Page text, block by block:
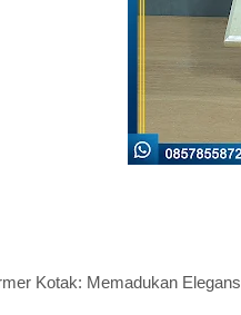
Kotak: Memadukan